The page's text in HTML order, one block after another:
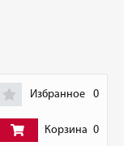
Избранное 0
Корзина 0